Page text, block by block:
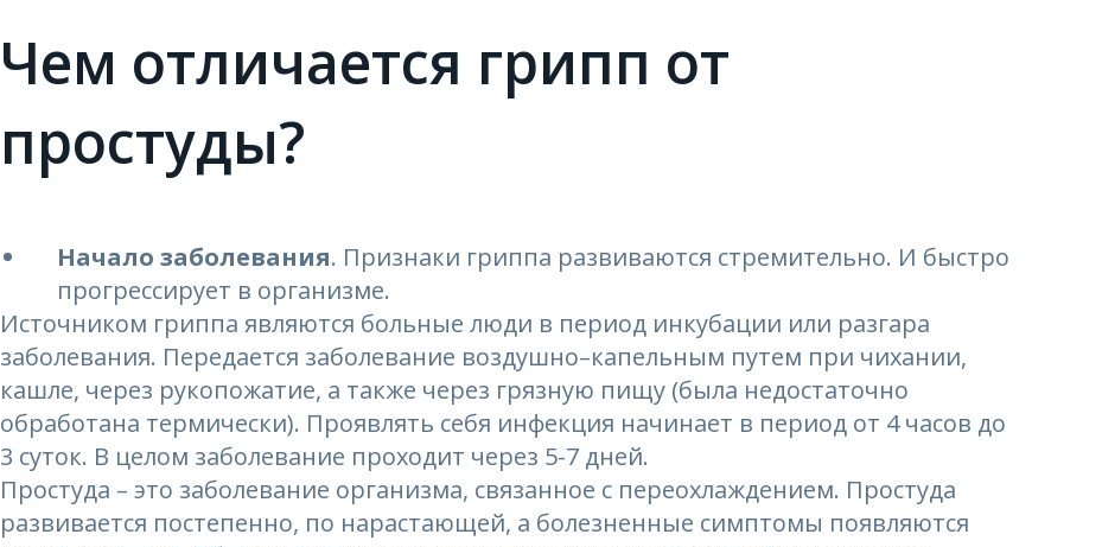
Чем отличается грипп от
простуды?
Начало заболевания. Признаки гриппа развиваются стремительно. И быстро
прогрессирует в организме.
Источником гриппа являются больные люди в период инкубации или разгара
заболевания. Передается заболевание воздушно–капельным путем при чихании,
кашле, через рукопожатие, а также через грязную пищу (была недостаточно
обработана термически). Проявлять себя инфекция начинает в период от 4 часов до
3 суток. В целом заболевание проходит через 5-7 дней.
Простуда – это заболевание организма, связанное с переохлаждением. Простуда
развивается постепенно, по нарастающей, а болезненные симптомы появляются